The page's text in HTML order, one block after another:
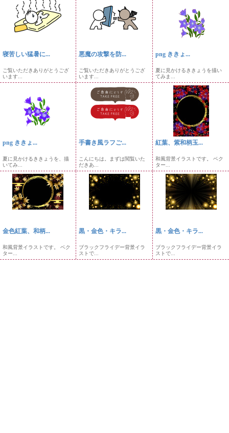
寝苦しい猛暑に...
ご覧いただきありがとうござ
います...
悪魔の攻撃を防...
ご覧いただきありがとうござ
います...
png ききょ...
夏に見かけるききょうを描い
てみま...
png ききょ...
夏に見かけるききょうを、描
いてみ...
手書き風ラフご...
こんにちは。まずは閲覧いた
だきあ...
紅葉、紫和柄玉...
和風背景イラストです。 ベク
ター...
金色紅葉、和柄...
和風背景イラストです。 ベク
ター...
黒・金色・キラ...
ブラックフライデー背景イラ
ストで...
黒・金色・キラ...
ブラックフライデー背景イラ
ストで...